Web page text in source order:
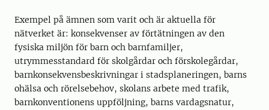
Exempel på ämnen som varit och är aktuella för
nätverket är: konsekvenser av förtätningen av den
fysiska miljön för barn och barnfamiljer,
utrymmesstandard för skolgårdar och förskolegårdar,
barnkonsekvensbeskrivningar i stadsplaneringen, barns
ohälsa och rörelsebehov, skolans arbete med trafik,
barnkonventionens uppföljning, barns vardagsnatur,